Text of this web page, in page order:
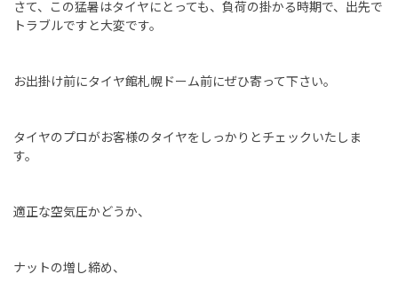
さて、この猛暑はタイヤにとっても、負荷の掛かる時期で、出先で
トラブルですと大変です。
お出掛け前にタイヤ館札幌ドーム前にぜひ寄って下さい。
タイヤのプロがお客様のタイヤをしっかりとチェックいたしま
す。
適正な空気圧かどうか、
ナットの増し締め、